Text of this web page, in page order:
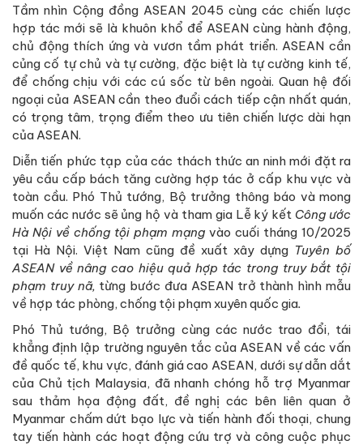
Tầm nhìn Cộng đồng ASEAN 2045 cùng các chiến lược
hợp tác mới sẽ là khuôn khổ để ASEAN cùng hành động,
chủ động thích ứng và vươn tầm phát triển. ASEAN cần
củng cố tự chủ và tự cường, đặc biệt là tự cường kinh tế,
để chống chịu với các cú sốc từ bên ngoài. Quan hệ đối
ngoại của ASEAN cần theo đuổi cách tiếp cận nhất quán,
có trọng tâm, trọng điểm theo ưu tiên chiến lược dài hạn
của ASEAN.
Diễn tiến phức tạp của các thách thức an ninh mới đặt ra
yêu cầu cấp bách tăng cường hợp tác ở cấp khu vực và
toàn cầu. Phó Thủ tướng, Bộ trưởng thông báo và mong
muốn các nước sẽ ủng hộ và tham gia Lễ ký kết Công ước
Hà Nội về chống tội phạm mạng vào cuối tháng 10/2025
tại Hà Nội. Việt Nam cũng đề xuất xây dựng Tuyên bố
ASEAN về nâng cao hiệu quả hợp tác trong truy bắt tội
phạm truy nã, từng bước đưa ASEAN trở thành hình mẫu
về hợp tác phòng, chống tội phạm xuyên quốc gia.
Phó Thủ tướng, Bộ trưởng cùng các nước trao đổi, tái
khẳng định lập trường nguyên tắc của ASEAN về các vấn
đề quốc tế, khu vực, đánh giá cao ASEAN, dưới sự dẫn dắt
của Chủ tịch Malaysia, đã nhanh chóng hỗ trợ Myanmar
sau thảm họa động đất, đề nghị các bên liên quan ở
Myanmar chấm dứt bạo lực và tiến hành đối thoại, chung
tay tiến hành các hoạt động cứu trợ và công cuộc phục